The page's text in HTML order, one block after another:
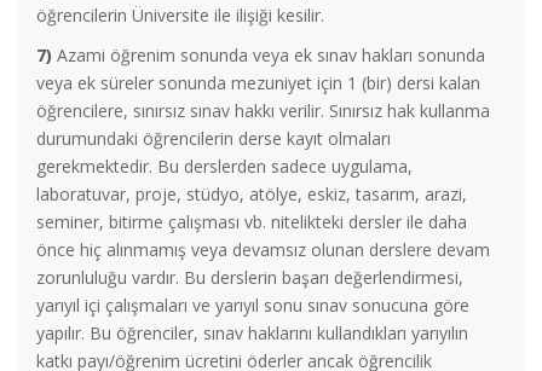
öğrencilerin Üniversite ile ilişiği kesilir.
7) Azami öğrenim sonunda veya ek sınav hakları sonunda
veya ek süreler sonunda mezuniyet için 1 (bir) dersi kalan
öğrencilere, sınırsız sınav hakkı verilir. Sınırsız hak kullanma
durumundaki öğrencilerin derse kayıt olmaları
gerekmektedir. Bu derslerden sadece uygulama,
laboratuvar, proje, stüdyo, atölye, eskiz, tasarım, arazi,
seminer, bitirme çalışması vb. nitelikteki dersler ile daha
önce hiç alınmamış veya devamsız olunan derslere devam
zorunluluğu vardır. Bu derslerin başarı değerlendirmesi,
yarıyıl içi çalışmaları ve yarıyıl sonu sınav sonucuna göre
yapılır. Bu öğrenciler, sınav haklarını kullandıkları yarıyılın
katkı payı/öğrenim ücretini öderler ancak öğrencilik